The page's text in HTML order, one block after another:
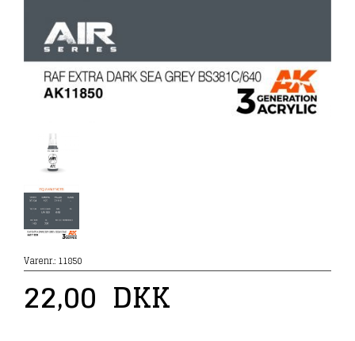
Varenr.: 11850
22,00 DKK